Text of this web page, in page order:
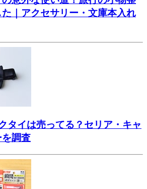
｜アクセサリー・文庫本入れ
タイは売ってる？セリア・キャ
調査